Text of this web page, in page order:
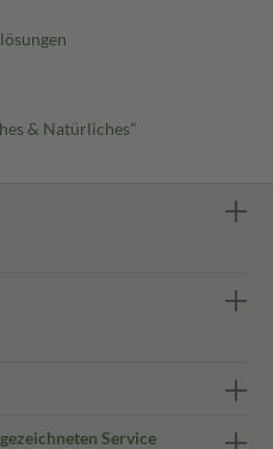
& Natürliches"
Service